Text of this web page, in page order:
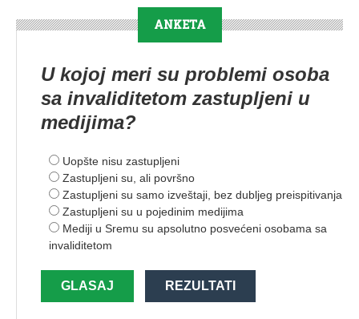
ANKETA
U kojoj meri su problemi osoba
sa invaliditetom zastupljeni u
medijima?
Uopšte nisu zastupljeni
Zastupljeni su, ali površno
Zastupljeni su samo izveštaji, bez dubljeg preispitivanja
Zastupljeni su u pojedinim medijima
Mediji u Sremu su apsolutno posvećeni osobama sa
invaliditetom
GLASAJ REZULTATI